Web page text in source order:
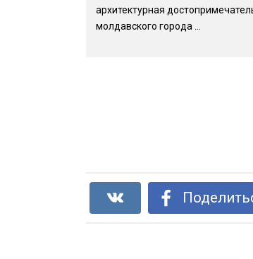
архитектурная
молдавского города ...